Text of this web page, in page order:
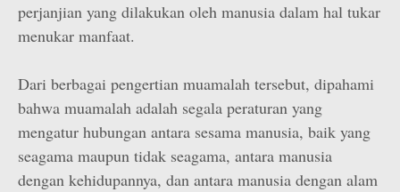
perjanjian yang dilakukan oleh manusia dalam hal tukar
menukar manfaat.
Dari berbagai pengertian muamalah tersebut, dipahami
bahwa muamalah adalah segala peraturan yang
mengatur hubungan antara sesama manusia, baik yang
seagama maupun tidak seagama, antara manusia
dengan kehidupannya, dan antara manusia dengan alam